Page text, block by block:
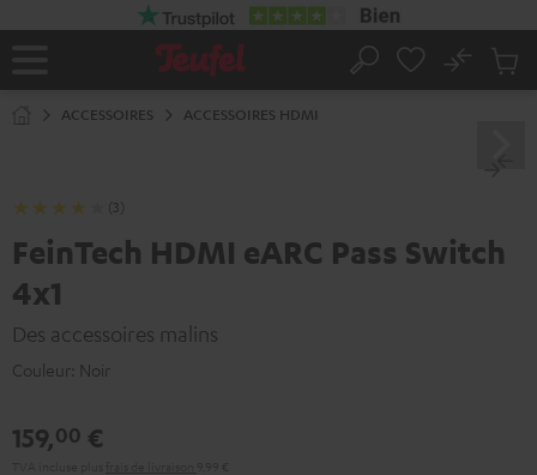
Page
Rechercher
No
ACCESSOIRES ACCESSOIRES HDMI
(3)
FeinTech HDMI eARC Pass Switch
4x1
Des accessoires malins
Couleur: Noir
159,00 €